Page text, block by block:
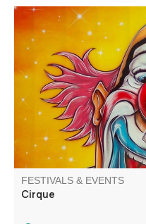
Venez applaudir les
funambules.
FESTIVALS & EVENTS
Cirque